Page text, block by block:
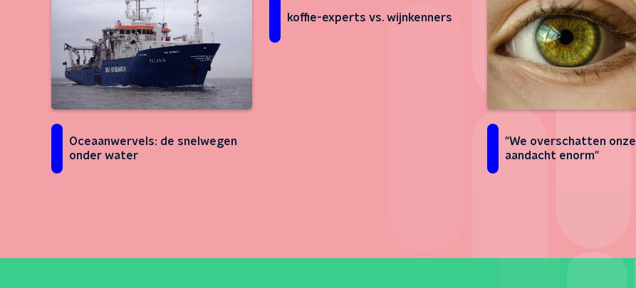
Oceaanwervels: de snelwegen
onder water
koffie-experts vs. wijnkenners
"We overschatten onze
aandacht enorm"